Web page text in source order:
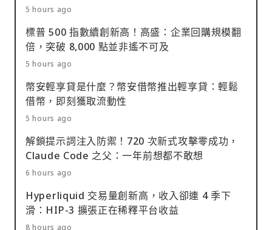
5 hours ago
標普 500 指數續創新高！高盛：企業回購規模翻
倍，突破 8,000 點並非遙不可及
5 hours ago
幣安輕享貸是什麼？幣安借幣推出輕享貸：輕鬆
借幣，即刻獲取流動性
5 hours ago
解鎖提示詞注入防禦！720 次新式攻擊零成功，
Claude Code 之父：一年前想都不敢想
6 hours ago
Hyperliquid 交易量創新高，收入卻連 4 季下
滑：HIP-3 擴張正在稀釋平台收益
8 hours ago